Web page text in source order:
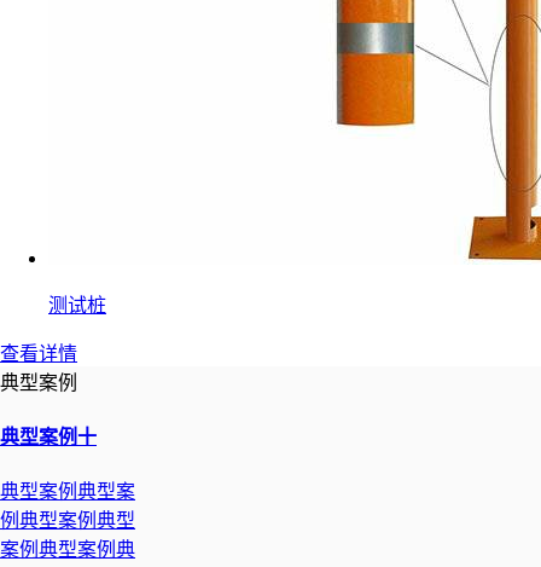
测试桩
查看详情
典型案例
典型案例十
典型案例典型案
例典型案例典型
案例典型案例典